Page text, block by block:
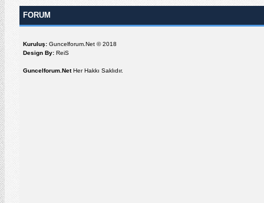
FORUM
Kuruluş: Guncelforum.Net © 2018
Design By: ReiS
Guncelforum.NetHer Hakkı Saklıdır.